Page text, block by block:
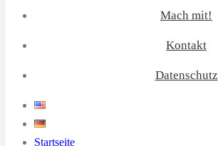
Mach mit!
Kontakt
Datenschutz
Startseite